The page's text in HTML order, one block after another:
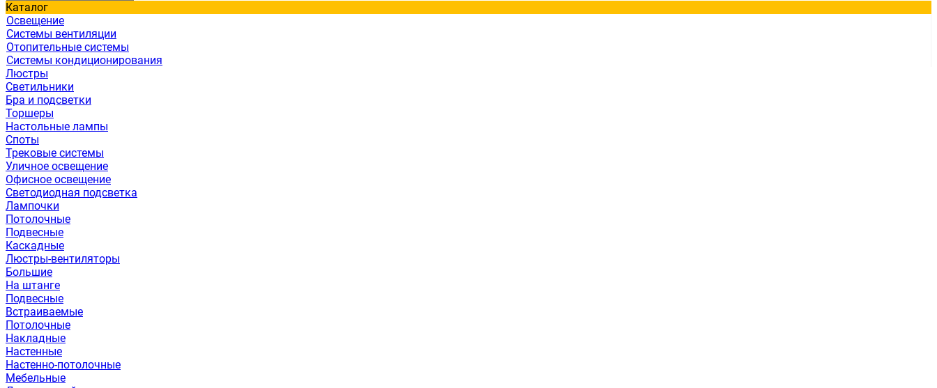
Каталог
Освещение
Системы вентиляции
Отопительные системы
Системы кондиционирования
Люстры
Светильники
Бра и подсветки
Торшеры
Настольные лампы
Споты
Трековые системы
Уличное освещение
Офисное освещение
Светодиодная подсветка
Лампочки
Потолочные
Подвесные
Каскадные
Люстры-вентиляторы
Большие
На штанге
Подвесные
Встраиваемые
Потолочные
Накладные
Настенные
Настенно-потолочные
Мебельные